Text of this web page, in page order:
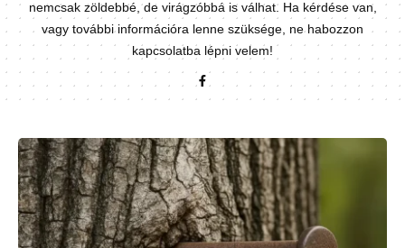
nemcsak zöldebbé, de virágzóbbá is válhat. Ha kérdése van,
vagy további információra lenne szüksége, ne habozzon
kapcsolatba lépni velem!